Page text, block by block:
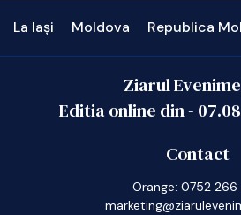
La Iași Moldova Republica
Ziarul
Editia online din -
Contact
Orange: 0752 266